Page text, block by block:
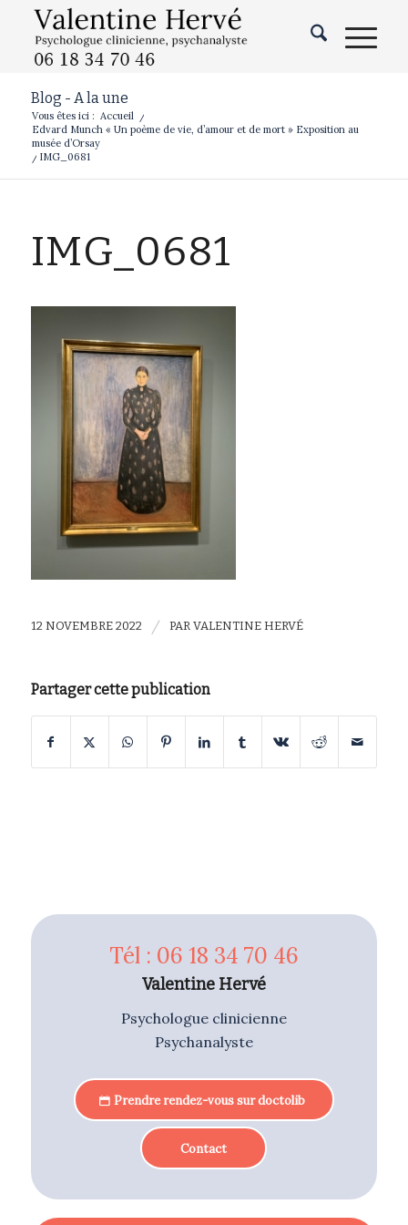
Blog - A la une
Vous êtes ici : Accueil
/
Edvard Munch « Un poème de vie, d’amour et de mort » Exposition au
musée d’Orsay
/ IMG_0681
IMG_0681
12 NOVEMBRE 2022 / PAR VALENTINE HERVÉ
Partager cette publication
Tél : 06 18 34 70 46
Valentine Hervé
Psychologue clinicienne
Psychanalyste
Prendre rendez-vous sur doctolib
Contact